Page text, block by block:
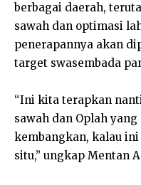
berbagai daerah,
sawah dan optimasi
penerapannya akan
target swasembada
“Ini kita terapkan
sawah dan Oplah
kembangkan, kalau
situ,” ungkap Mentan